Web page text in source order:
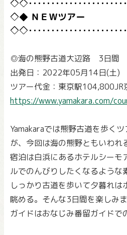
ＮＥＷツアー
◎海の熊野古道大辺路 3日間
出発日：2022年05月14日(土)
ツアー代金：東京駅
https://www.yamakara.com/
Yamakaraでは熊野古道を歩く
が、今回は海の熊野ともいわれ
宿泊は白浜にあるホテルシーモ
ルでのんびりしたくなるような
しっかり古道を歩いて夕暮れは
眺める。そんな3日間を楽しみま
ガイドはおなじみ番留ガイドで